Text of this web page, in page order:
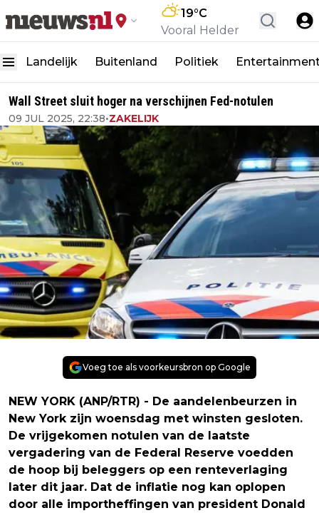
19°C
Vooral Helder
Landelijk Buitenland Politiek
Wall Street sluit hoger na verschijnen Fed-notulen
09 JUL 2025, 22:38•ZAKELIJK
Voeg toe als voorkeursbron op Google
NEW YORK (ANP/RTR) - De aandelenbeurzen in
New York zijn woensdag met winsten gesloten.
De vrijgekomen notulen van de laatste
vergadering van de Federal Reserve voedden
de hoop bij beleggers op een renteverlaging
later dit jaar. Dat de inflatie nog kan oplopen
door alle importheffingen van president Donald